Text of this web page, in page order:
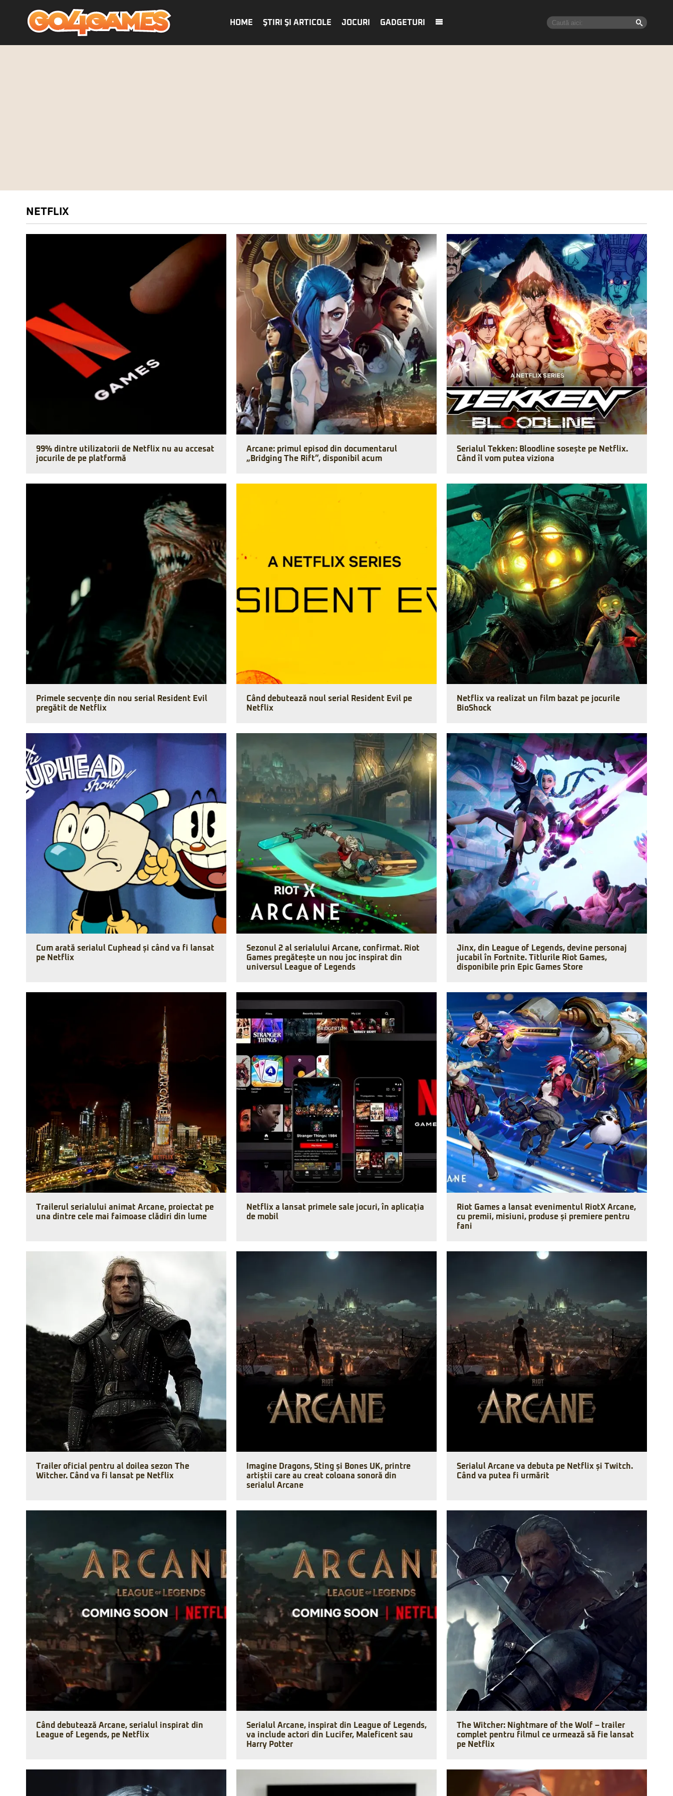
HOME ŞTIRI ŞI ARTICOLE JOCURI GADGETURI
NETFLIX
99% dintre utilizatorii de Netflix nu au accesat
jocurile de pe platformă
Arcane: primul episod din documentarul
„Bridging The Rift”, disponibil acum
Serialul Tekken: Bloodline sosește pe Netflix.
Când îl vom putea viziona
Primele secvențe din nou serial Resident Evil
pregătit de Netflix
Când debutează noul serial Resident Evil pe
Netflix
Netflix va realizat un film bazat pe jocurile
BioShock
Cum arată serialul Cuphead și când va fi lansat
pe Netflix
Sezonul 2 al serialului Arcane, confirmat. Riot
Games pregătește un nou joc inspirat din
universul League of Legends
Jinx, din League of Legends, devine personaj
jucabil în Fortnite. Titlurile Riot Games,
disponibile prin Epic Games Store
Trailerul serialului animat Arcane, proiectat pe
una dintre cele mai faimoase clădiri din lume
Netflix a lansat primele sale jocuri, în aplicația
de mobil
Riot Games a lansat evenimentul RiotX Arcane,
cu premii, misiuni, produse și premiere pentru
fani
Trailer oficial pentru al doilea sezon The
Witcher. Când va fi lansat pe Netflix
Imagine Dragons, Sting și Bones UK, printre
artiștii care au creat coloana sonoră din
serialul Arcane
Serialul Arcane va debuta pe Netflix și Twitch.
Când va putea fi urmărit
Când debutează Arcane, serialul inspirat din
League of Legends, pe Netflix
Serialul Arcane, inspirat din League of Legends,
va include actori din Lucifer, Maleficent sau
Harry Potter
The Witcher: Nightmare of the Wolf – trailer
complet pentru filmul ce urmează să fie lansat
pe Netflix